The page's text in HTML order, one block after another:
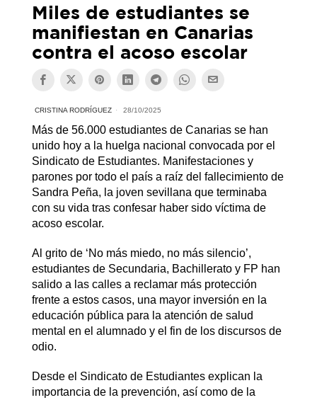
Miles de estudiantes se
manifiestan en Canarias
contra el acoso escolar
CRISTINA RODRÍGUEZ 28/10/2025
Más de 56.000 estudiantes de Canarias se han
unido hoy a la huelga nacional convocada por el
Sindicato de Estudiantes. Manifestaciones y
parones por todo el país a raíz del fallecimiento de
Sandra Peña, la joven sevillana que terminaba
con su vida tras confesar haber sido víctima de
acoso escolar.
Al grito de ‘No más miedo, no más silencio’,
estudiantes de Secundaria, Bachillerato y FP han
salido a las calles a reclamar más protección
frente a estos casos, una mayor inversión en la
educación pública para la atención de salud
mental en el alumnado y el fin de los discursos de
odio.
Desde el Sindicato de Estudiantes explican la
importancia de la prevención, así como de la